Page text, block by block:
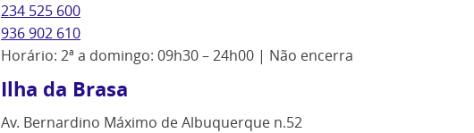
234 525 600
936 902 610
Horário: 2ª a domingo: 09h30 – 24h00 | Não encerra
Ilha da Brasa
Av. Bernardino Máximo de Albuquerque n.52